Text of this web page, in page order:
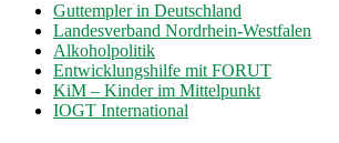
Guttempler in Deutschland
Landesverband Nordrhein-Westfalen
Alkoholpolitik
Entwicklungshilfe mit FORUT
KiM – Kinder im Mittelpunkt
IOGT International